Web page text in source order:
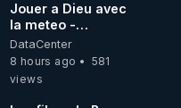
Jouer a Dieu avec
la meteo -
Citoicitoyen
DataCenter
8 hours ago
581
views